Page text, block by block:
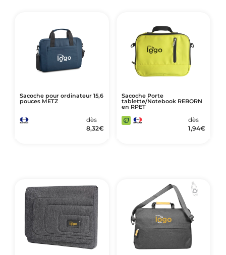
Sacoche pour ordinateur 15,6
pouces METZ
dès
8,32€
Sacoche Porte
tablette/Notebook REBORN
en RPET
dès
1,94€